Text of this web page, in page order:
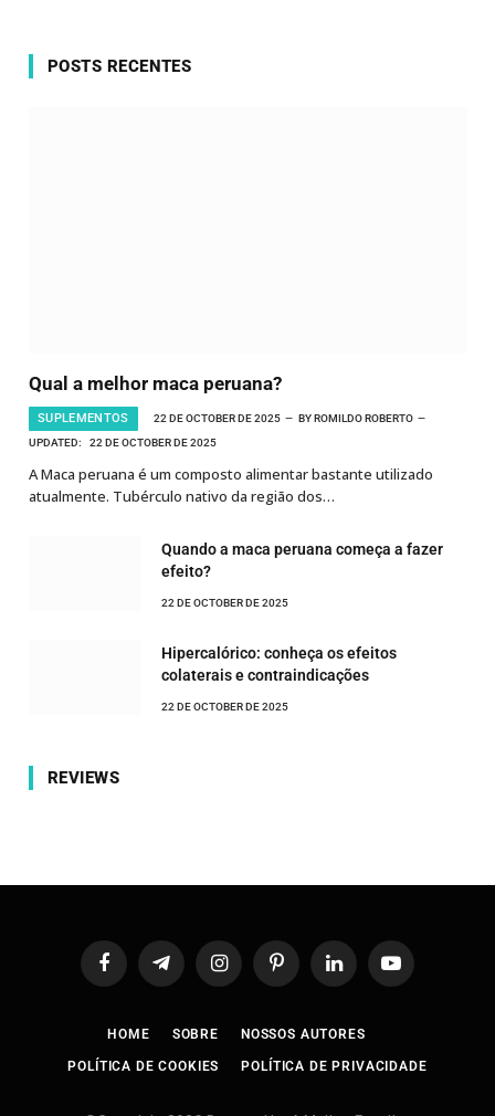
POSTS RECENTES
Qual a melhor maca peruana?
SUPLEMENTOS 22 DE OCTOBER DE 2025 BY ROMILDO ROBERTO
UPDATED:
22 DE OCTOBER DE 2025
A Maca peruana é um composto alimentar bastante utilizado
atualmente. Tubérculo nativo da região dos…
Quando a maca peruana começa a fazer
efeito?
22 DE OCTOBER DE 2025
Hipercalórico: conheça os efeitos
colaterais e contraindicações
22 DE OCTOBER DE 2025
REVIEWS
FacebookTelegramInstagramPinterestLinkedInYouTube
HOME SOBRE NOSSOS AUTORES
POLÍTICA DE COOKIES POLÍTICA DE PRIVACIDADE